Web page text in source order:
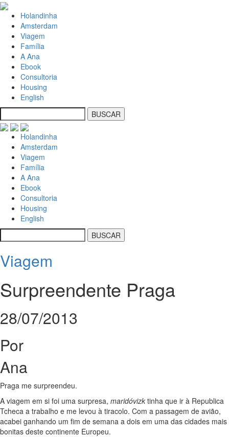
Holandinha
Amsterdam
Viagem
Família
A Ana
Ebook
Consultoria
Housing
English
Holandinha
Amsterdam
Viagem
Família
A Ana
Ebook
Consultoria
Housing
English
Viagem
Surpreendente Praga
28/07/2013
Por
Ana
Praga me surpreendeu.
A viagem em si foi uma surpresa, maridóvizk tinha que ir à Republica
Tcheca a trabalho e me levou à tiracolo. Com a passagem de avião,
acabei ganhando um fim de semana a dois em uma das cidades mais
bonitas deste continente Europeu.